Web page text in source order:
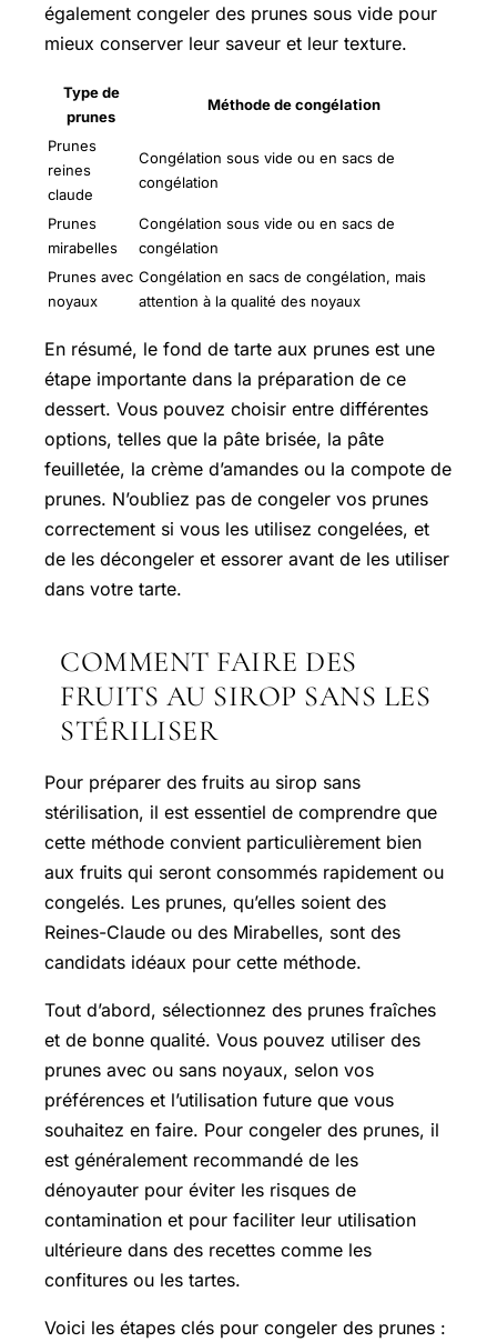
également congeler des prunes sous vide pour
mieux conserver leur saveur et leur texture.
Type de
prunes
Méthode de congélation
Prunes
reines
claude
Congélation sous vide ou en sacs de
congélation
Prunes
mirabelles
Congélation sous vide ou en sacs de
congélation
Prunes avec
noyaux
Congélation en sacs de congélation, mais
attention à la qualité des noyaux
En résumé, le fond de tarte aux prunes est une
étape importante dans la préparation de ce
dessert. Vous pouvez choisir entre différentes
options, telles que la pâte brisée, la pâte
feuilletée, la crème d’amandes ou la compote de
prunes. N’oubliez pas de congeler vos prunes
correctement si vous les utilisez congelées, et
de les décongeler et essorer avant de les utiliser
dans votre tarte.
COMMENT FAIRE DES
FRUITS AU SIROP SANS LES
STÉRILISER
Pour préparer des fruits au sirop sans
stérilisation, il est essentiel de comprendre que
cette méthode convient particulièrement bien
aux fruits qui seront consommés rapidement ou
congelés. Les prunes, qu’elles soient des
Reines-Claude ou des Mirabelles, sont des
candidats idéaux pour cette méthode.
Tout d’abord, sélectionnez des prunes fraîches
et de bonne qualité. Vous pouvez utiliser des
prunes avec ou sans noyaux, selon vos
préférences et l’utilisation future que vous
souhaitez en faire. Pour congeler des prunes, il
est généralement recommandé de les
dénoyauter pour éviter les risques de
contamination et pour faciliter leur utilisation
ultérieure dans des recettes comme les
confitures ou les tartes.
Voici les étapes clés pour congeler des prunes :